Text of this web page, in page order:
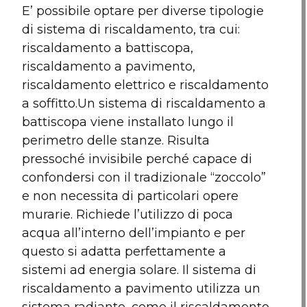
E’ possibile optare per diverse tipologie
di sistema di riscaldamento, tra cui:
riscaldamento a battiscopa,
riscaldamento a pavimento,
riscaldamento elettrico e riscaldamento
a soffitto.Un sistema di riscaldamento a
battiscopa viene installato lungo il
perimetro delle stanze. Risulta
pressoché invisibile perché capace di
confondersi con il tradizionale “zoccolo”
e non necessita di particolari opere
murarie. Richiede l’utilizzo di poca
acqua all’interno dell’impianto e per
questo si adatta perfettamente a
sistemi ad energia solare. Il sistema di
riscaldamento a pavimento utilizza un